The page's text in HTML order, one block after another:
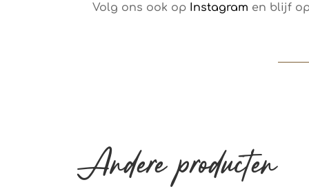
Volg ons ook op Instagram en blijf
Andere producten